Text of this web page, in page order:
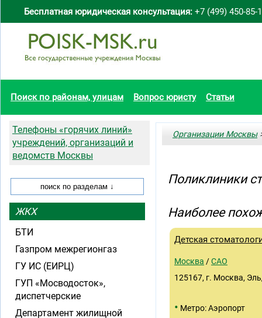
Бесплатная юридическая консультация: +7 (499) 450-85-
Поиск по районам, улицам Вопрос юристу Статьи
Организации Москвы
Поликлиники
Наиболее
Детская
Москва /САО
125167, г. Москва,
• Метро: Аэропорт
Телефоны «горячих линий»
учреждений, организаций и
ведомств Москвы
ЖКХ
БТИ
Газпром межрегионгаз
ГУ ИС (ЕИРЦ)
ГУП «Мосводосток»,
диспетчерские
Департамент жилищной